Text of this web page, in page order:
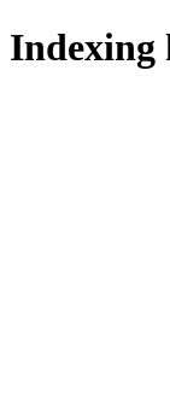
Indexing